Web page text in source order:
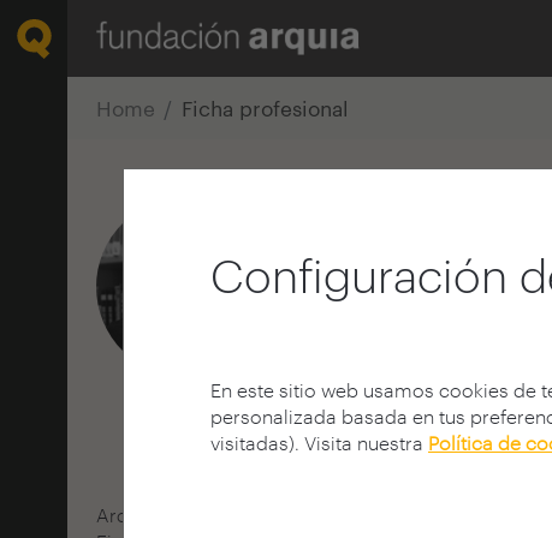
Configuración
En este sitio web usamos cookies
personalizada basada en tus
visitadas). Visita nuestra Política de
Home Ficha profesional
Arquitecto
E.T.S.A - Valladolid - UVA
Arquitecto, investigador y profesor de Proyectos